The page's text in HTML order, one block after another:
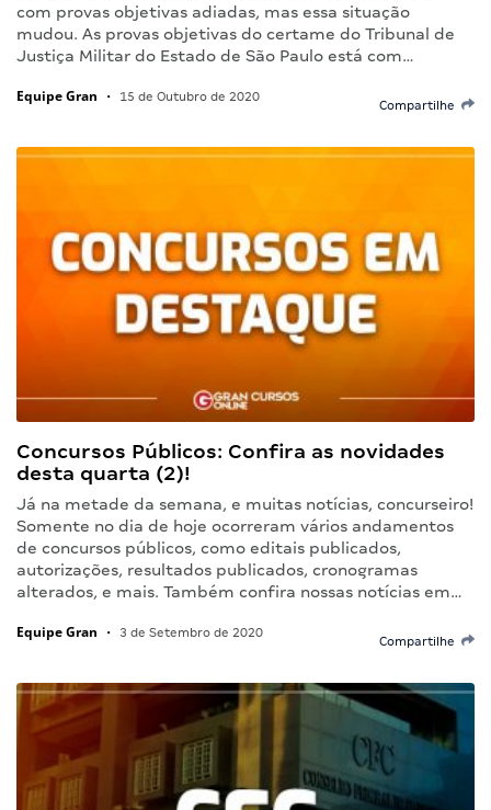
com provas objetivas adiadas, mas essa situação
mudou. As provas objetivas do certame do Tribunal de
Justiça Militar do Estado de São Paulo está com…
Equipe Gran • 15 de Outubro de 2020
Compartilhe
Concursos Públicos: Confira as novidades
desta quarta (2)!
Já na metade da semana, e muitas notícias, concurseiro!
Somente no dia de hoje ocorreram vários andamentos
de concursos públicos, como editais publicados,
autorizações, resultados publicados, cronogramas
alterados, e mais. Também confira nossas notícias em…
Equipe Gran • 3 de Setembro de 2020
Compartilhe